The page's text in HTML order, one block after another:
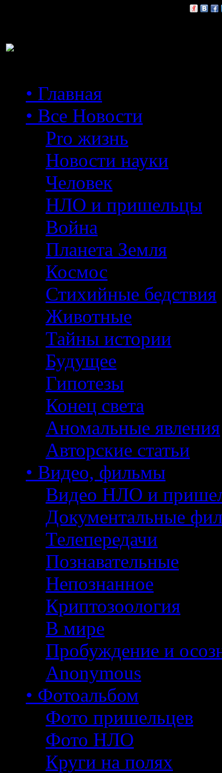
• Главная
• Все Новости
Pro жизнь
Новости науки
Человек
НЛО и пришельцы
Война
Планета Земля
Космос
Стихийные бедствия
Животные
Тайны истории
Будущее
Гипотезы
Конец света
Аномальные явления
Авторские статьи
• Видео, фильмы
Видео НЛО и
Документальные
Телепередачи
Познавательные
Непознанное
Криптозоология
В мире
Пробуждение и
Anonymous
• Фотоальбом
Фото пришельцев
Фото НЛО
Круги на полях